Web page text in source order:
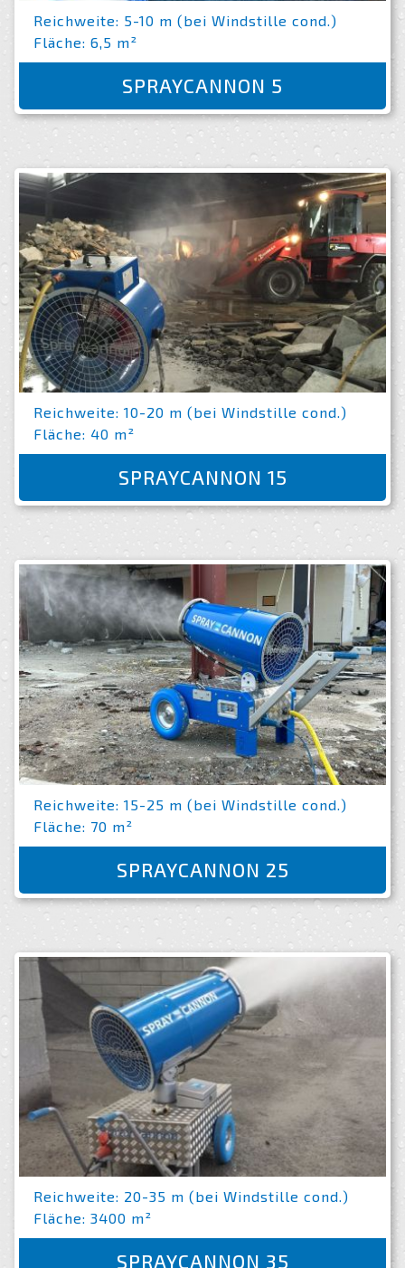
Reichweite: 5-10 m (bei Windstille cond.)
Fläche: 6,5 m²
SPRAYCANNON 5
Reichweite: 10-20 m (bei Windstille cond.)
Fläche: 40 m²
SPRAYCANNON 15
Reichweite: 15-25 m (bei Windstille cond.)
Fläche: 70 m²
SPRAYCANNON 25
Reichweite: 20-35 m (bei Windstille cond.)
Fläche: 3400 m²
SPRAYCANNON 35